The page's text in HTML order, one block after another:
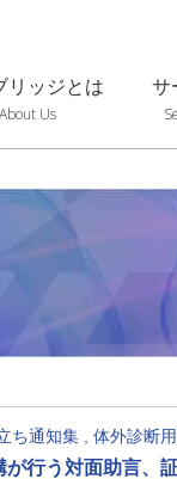
リッジとは
About Us
サ
ち通知集 体外診断
が行う対面助言